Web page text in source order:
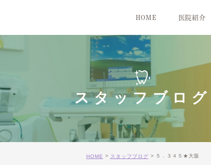
HOME 医院紹介
医院紹介
院内紹介
スタッフブログ
HOME スタッフブログ ５．３４５★大阪